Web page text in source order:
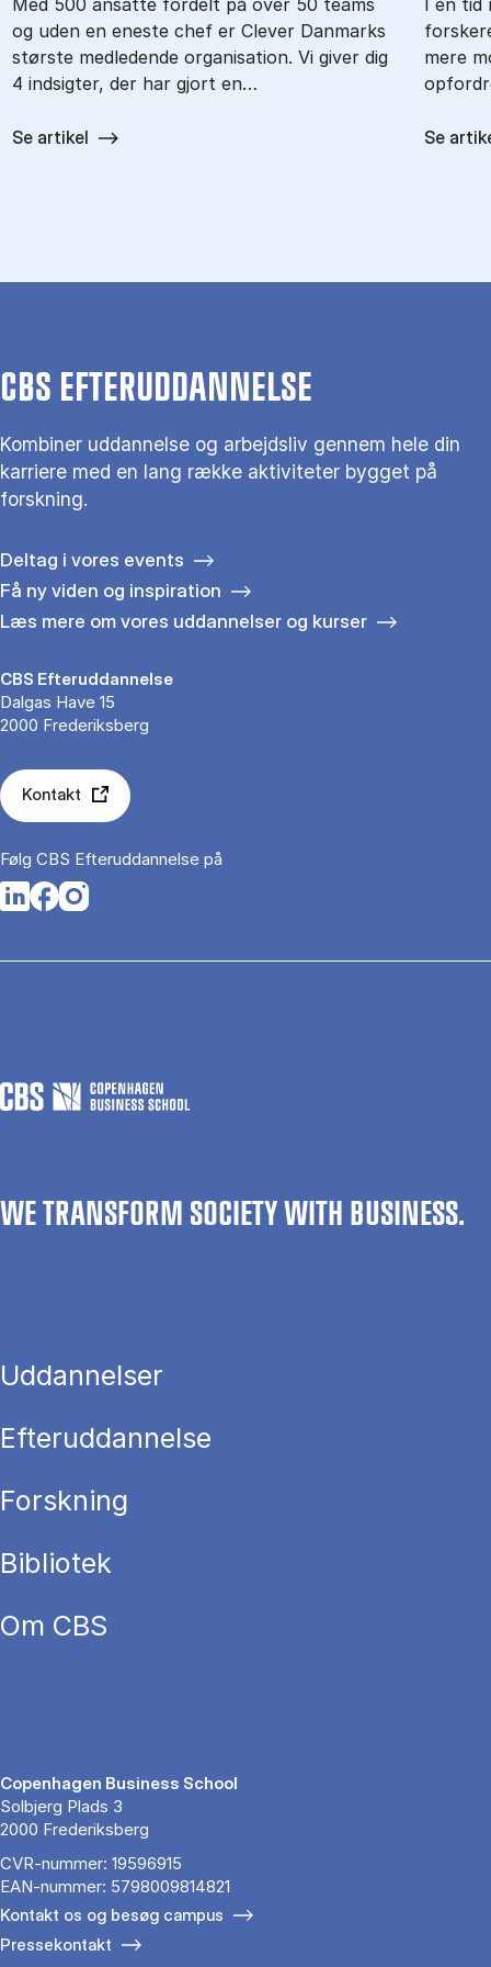
Med 500 ansatte fordelt på over 50 teams
og uden en eneste chef er Clever Danmarks
største medledende organisation. Vi giver dig
4 indsigter, der har gjort en…
Se artikel
I en tid
mere
Se
CBS EFTERUDDANNELSE
Kombiner uddannelse og arbejdsliv gennem hele din
karriere med en lang række aktiviteter bygget på
forskning.
Deltag i vores events
Få ny viden og inspiration
Læs mere om vores uddannelser og kurser
CBS Efteruddannelse
Dalgas Have 15
2000 Frederiksberg
Kontakt
Følg CBS Efteruddannelse på
Opens in a new tab
Opens in a new tab
Opens in a new tab
WE TRANSFORM SOCIETY WITH BUSINESS.
Uddannelser
Efteruddannelse
Forskning
Bibliotek
Om CBS
Copenhagen Business School
Solbjerg Plads 3
2000 Frederiksberg
CVR-nummer: 19596915
EAN-nummer: 5798009814821
Kontakt os og besøg campus
Pressekontakt